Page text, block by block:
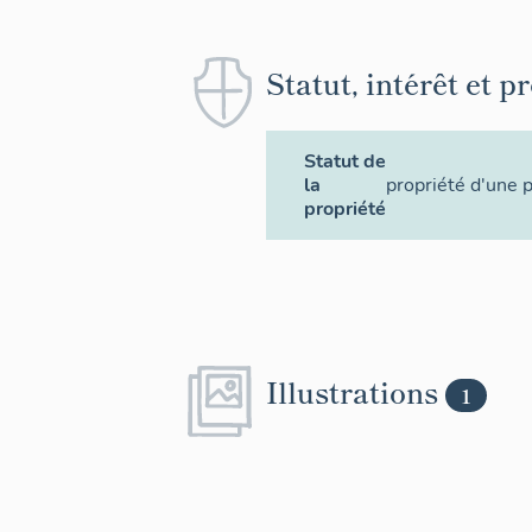
Statut, intérêt et
Statut de
la
propriété
propriété d'une
Illustrations 1